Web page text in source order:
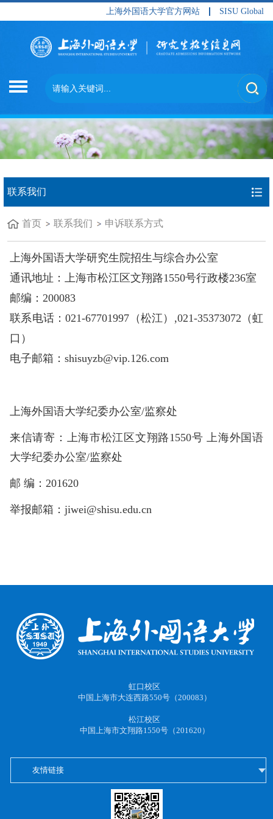
上海外国语大学官方网站 SISU Global
联系我们
首页 联系我们 申诉联系方式
上海外国语大学研究生院招生与综合办公室
通讯地址：上海市松江区文翔路1550号行政楼236室
邮编：200083
联系电话：021-67701997（松江）,021-35373072（虹
口）
电子邮箱：shisuyzb@vip.126.com
上海外国语大学纪委办公室/监察处
来信请寄：上海市松江区文翔路1550号 上海外国语
大学纪委办公室/监察处
邮 编：201620
举报邮箱：jiwei@shisu.edu.cn
虹口校区
中国上海市大连西路550号（200083）
松江校区
中国上海市文翔路1550号（201620）
友情链接